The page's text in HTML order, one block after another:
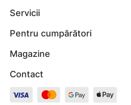
Servicii
Pentru cumpărători
Magazine
Contact